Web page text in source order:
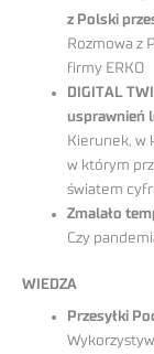
z Polski
Rozmowa z
firmy ERKO
DIGITAL
usprawnień
Kierunek, w
w którym
światem
Zmalało
Czy
WIEDZA
Przesyłki